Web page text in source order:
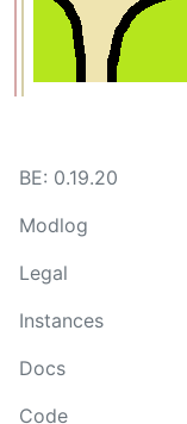
BE: 0.19.20
Modlog
Legal
Instances
Docs
Code